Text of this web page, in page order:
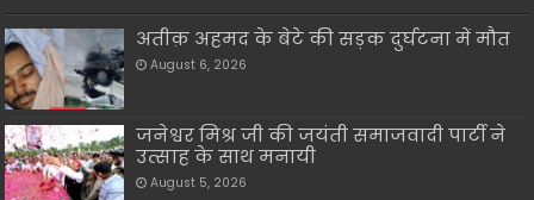
अतीक़ अहमद के बेटे की सड़क दुर्घटना में मौत
August 6, 2026
जनेश्वर मिश्र जी की जयंती समाजवादी पार्टी ने
उत्साह के साथ मनायी
August 5, 2026